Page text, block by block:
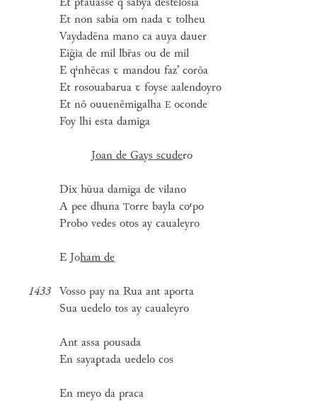
Et p̃tauasse q̄ sabya destelosia
Et non sabia om nada ꞇ tolheu
Vaydadēna mano ca auya dauer
Eiḡia de mil lbr̄as ou de mil
E qⁱnhēcas ꞇ mandou faz’ corōa
Et rosouabarua ꞇ foyse aalendoyro
Et nō ouuenēmigalhaE oconde
Foy lhi esta damiga
Joan de Gays scudero
Dix hūua damiga de vilano
A pee dhunaTorre bayla coʳpo
Probo vedes otos ay caualeyro
E Joham de
1433
Vosso pay na Rua ant aporta
Sua uedelo tos ay caualeyro
Ant assa pousada
En sayaꝑtada uedelo cos
En meyo da praca